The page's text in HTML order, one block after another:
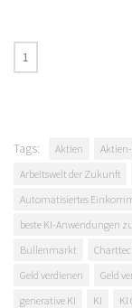
Tags: Aktien
Arbeitswelt der Zukunft
Automatisiertes
beste KI-Anwendungen
Bullenmarkt
Geld verdienen
Geld
generative KI
KI
KI